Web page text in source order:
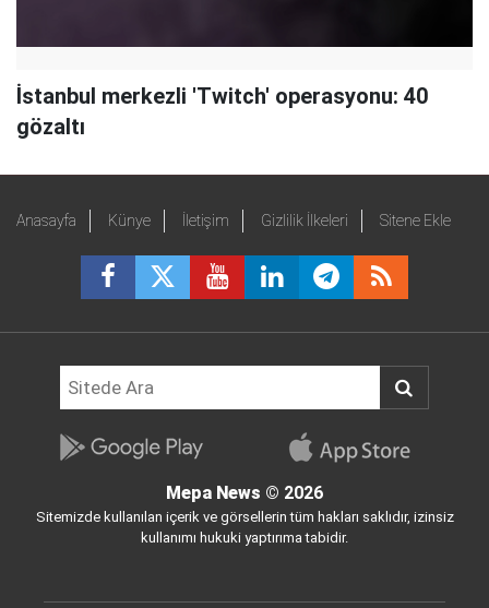
İstanbul merkezli 'Twitch' operasyonu: 40
gözaltı
Anasayfa Künye İletişim Gizlilik İlkeleri Sitene Ekle
Mepa News © 2026
Sitemizde kullanılan içerik ve görsellerin tüm hakları saklıdır, izinsiz
kullanımı hukuki yaptırıma tabidir.